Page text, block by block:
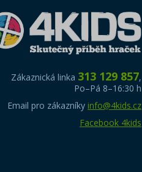
Zákaznická linka 313 129 857,
Po–Pá 8–16:30 h
Email pro zákazníky info@4kids.cz
Facebook 4kids